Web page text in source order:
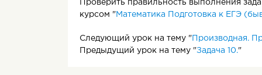
Проверить правильность выполнения
курсом " Математика Подготовка к ЕГЭ
Следующий урок на тему " Производная.
Предыдущий урок на тему "Задача 10."